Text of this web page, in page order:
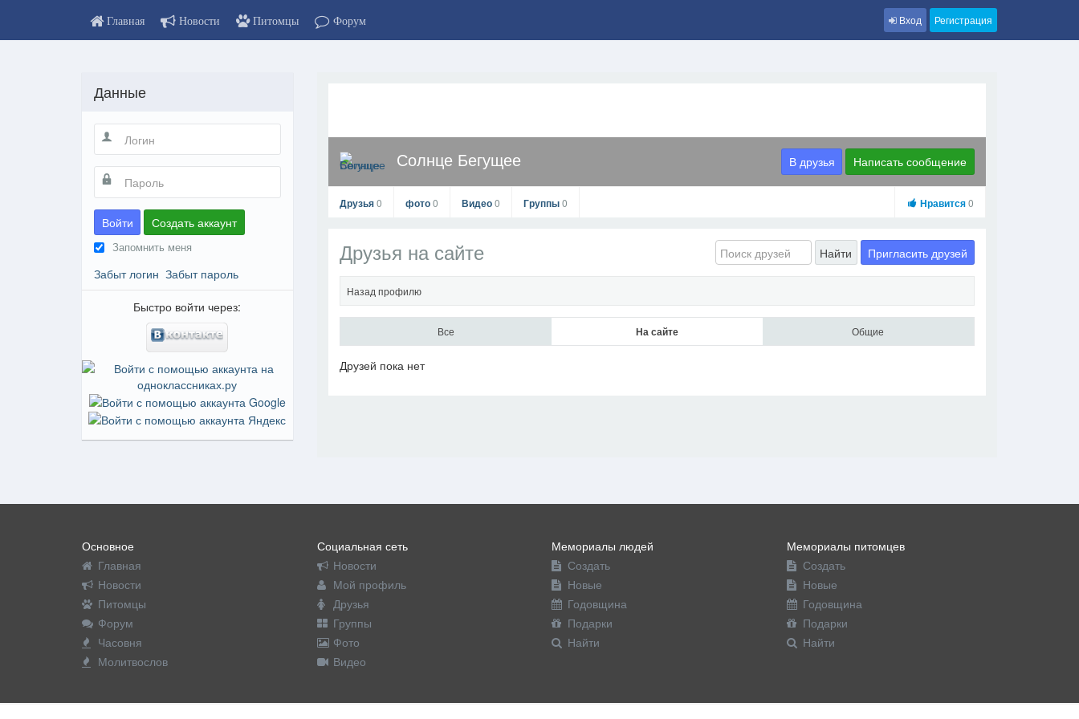
Главная Новости Питомцы Форум Вход Регистрация
Солнце Бегущее В друзья Написать сообщение
Солнце Бегущее
На профиль
Друзья0 фото0 Видео0 Группы0 Нравится0
Друзья на сайте Найти Пригласить друзей
Назад профилю
Все На сайте Общие
Друзей пока нет
Данные
Войти Создать аккаунт
Запомнить меня
Забыт логин Забыт пароль
Быстро войти через:
Основное
Главная
Новости
Питомцы
Форум
Часовня
Молитвослов
Социальная сеть
Новости
Мой профиль
Друзья
Группы
Фото
Видео
Мемориалы людей
Создать
Новые
Годовщина
Подарки
Найти
Мемориалы питомцев
Создать
Новые
Годовщина
Подарки
Найти